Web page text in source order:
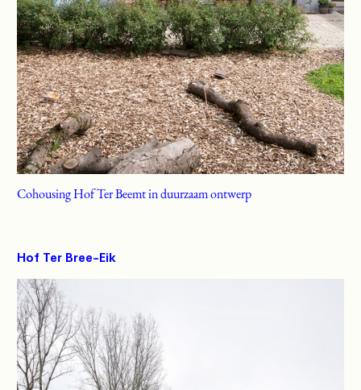
Cohousing Hof Ter Beemt in duurzaam ontwerp
Hof Ter Bree-Eik